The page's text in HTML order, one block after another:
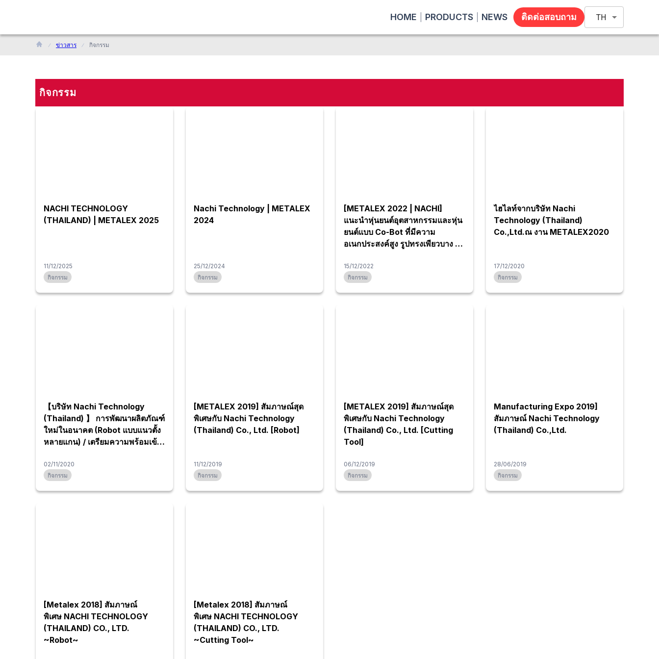
HOME PRODUCTS NEWS ติดต่อสอบถาม TH
ข่าวสาร กิจกรรม
กิจกรรม
NACHI TECHNOLOGY
(THAILAND) | METALEX 2025
11/12/2025
กิจกรรม
Nachi Technology | METALEX
2024
25/12/2024
กิจกรรม
[METALEX 2022 | NACHI]
แนะนำหุ่นยนต์อุตสาหกรรมและหุ่น
ยนต์แบบ Co-Bot ที่มีความ
อเนกประสงค์สูง รูปทรงเพียวบาง มี
หลากหลาย
15/12/2022
กิจกรรม
ไฮไลท์จากบริษัท Nachi
Technology (Thailand)
Co.,Ltd.ณ งาน METALEX2020
17/12/2020
กิจกรรม
【บริษัท Nachi Technology
(Thailand) 】 การพัฒนาผลิตภัณฑ์
ใหม่ในอนาคต (Robot แบบแนวตั้ง
หลายแกน) / เตรียมความพร้อมเข้า
02/11/2020
กิจกรรม
[METALEX 2019] สัมภาษณ์สุด
พิเศษกับ Nachi Technology
(Thailand) Co., Ltd. [Robot]
11/12/2019
กิจกรรม
[METALEX 2019] สัมภาษณ์สุด
พิเศษกับ Nachi Technology
(Thailand) Co., Ltd. [Cutting
Tool]
06/12/2019
กิจกรรม
Manufacturing Expo 2019]
สัมภาษณ์ Nachi Technology
(Thailand) Co.,Ltd.
28/06/2019
กิจกรรม
[Metalex 2018] สัมภาษณ์
พิเศษ NACHI TECHNOLOGY
(THAILAND) CO., LTD.
~Robot~
[Metalex 2018] สัมภาษณ์
พิเศษ NACHI TECHNOLOGY
(THAILAND) CO., LTD.
~Cutting Tool~